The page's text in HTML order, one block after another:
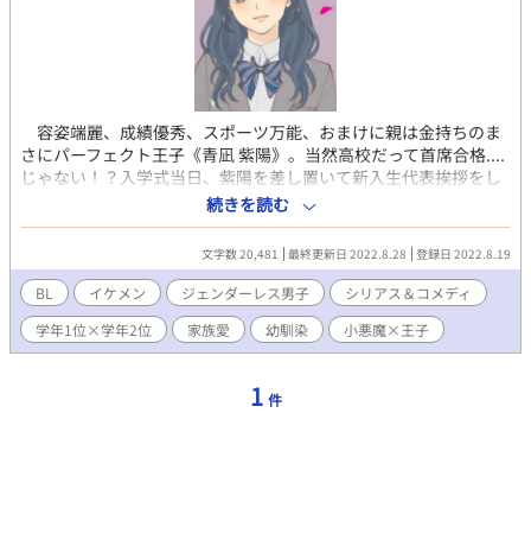
容姿端麗、成績優秀、スポーツ万能、おまけに親は金持ちのま
さにパーフェクト王子《青凪 紫陽》。当然高校だって首席合格....
じゃない！？入学式当日、紫陽を差し置いて新入生代表挨拶をし
た謎の美少女《華園 葵》。 その正体はジェンダーレス男子で？！
葵「あれ？もしかして僕に惚れちゃった？でもごめんね。僕はゲ
イじゃないから。」 紫陽「いやいやいや･･･俺だって違いますけ
ど！？」 紫陽が自分の気持ちと葛藤していく中でだんだんと明ら
かになる葵の過去と真実。性別の垣根を越えた愛と友情、そして
家族の物語。 ＿＿＿＿＿＿＿＿＿ 『なぁ、葵。本当のお前はどこ
にいるんだ？』
続きを読む
文字数 20,481 最終更新日 2022.8.28 登録日 2022.8.19
BL イケメン ジェンダーレス男子
シリアス＆コメディ
学年1位×学年2位
家族愛 幼馴染 小悪魔×王子
1 件